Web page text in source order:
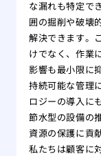
な漏れも特定で
囲の掘削や破壊
解決できます。
けでなく、作業
影響も最小限に
持続可能な管理
ロジーの導入に
節水型の設備の
資源の保護に貢
私たちは顧客に